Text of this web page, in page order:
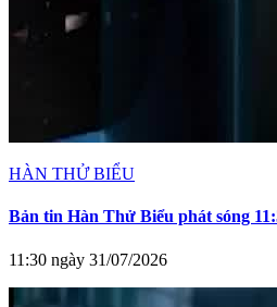
HÀN THỬ BIỂU
Bản tin Hàn Thử Biểu phát sóng
11:30 ngày 31/07/2026